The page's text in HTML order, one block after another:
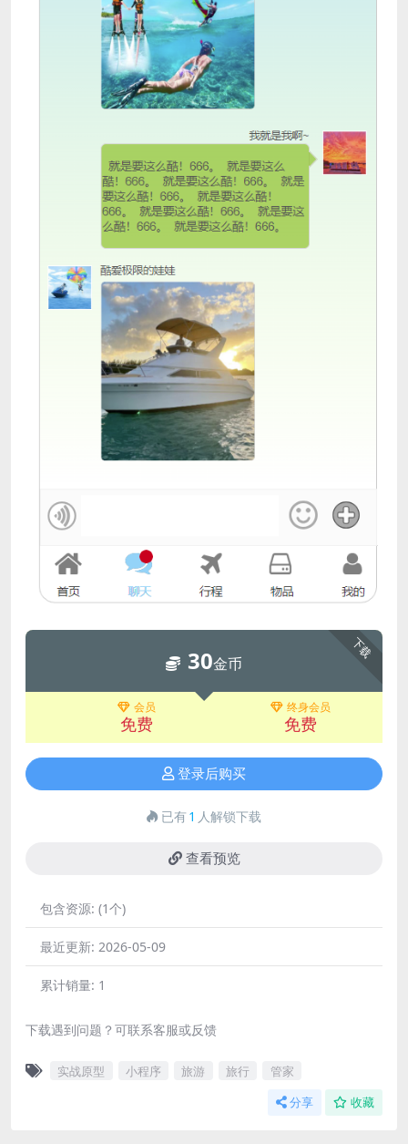
下载
30金币
会员
免费
终身会员
免费
登录后购买
已有1 人解锁下载
查看预览
包含资源: (1个)
最近更新: 2026-05-09
累计销量: 1
下载遇到问题？可联系客服或反馈
实战原型 小程序 旅游 旅行 管家
分享 收藏